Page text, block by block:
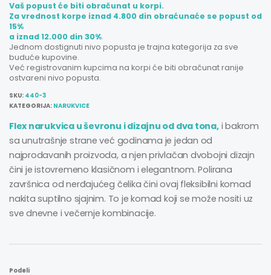
Vaš popust će biti obračunat u korpi.
Za vrednost korpe iznad 4.800 din obraćunaće se popust od
15%
a iznad 12.000 din 30%.
Jednom dostignuti nivo popusta je trajna kategorija za sve
buduće kupovine.
Već registrovanim kupcima na korpi će biti obračunat ranije
ostvareni nivo popusta.
SKU: 440-3
KATEGORIJA: NARUKVICE
Flex narukvica u ševronu i dizajnu od dva tona, i bakrom
sa unutrašnje strane već godinama je jedan od
najprodavanih proizvoda, a njen privlačan dvobojni dizajn
čini je istovremeno klasičnom i elegantnom. Polirana
završnica od nerđajućeg čelika čini ovaj fleksibilni komad
nakita suptilno sjajnim. To je komad koji se može nositi uz
sve dnevne i večernje kombinacije.
Podeli